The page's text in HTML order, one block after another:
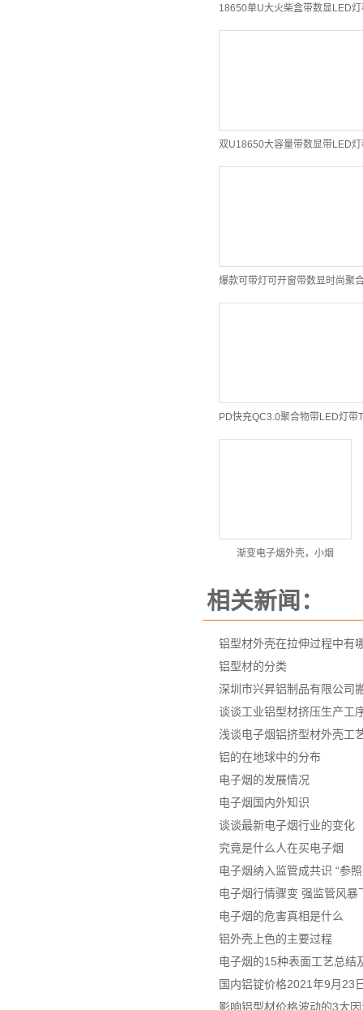
渐变电子烟外壳，小烟
相关新闻：
铝型材外壳在拉伸过程中有
铝型材的分类
深圳市兴昇铝制品有限公司
谈谈工业铝型材挤压生产工
浅谈电子烟铝挤型材外壳工
铝的在地球中的分布
电子烟的发展情况
电子烟国内外知识
谈谈最新电子烟行业的变化
究竟是什么人在买电子烟
电子烟纳入监管成共识 “参
电子烟行情骤变 强监管风
电子烟的危害真相是什么
铝外壳上色的主要过程
电子烟的15种表面工艺总结
国内铝锭价格2021年9月23
影响铝型材价格波动的3大